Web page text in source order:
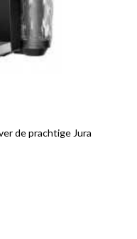
de prachtige Jura